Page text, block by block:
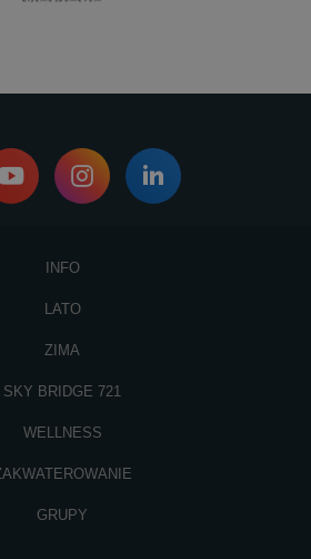
INFO
LATO
ZIMA
SKY BRIDGE 721
WELLNESS
GRUPY